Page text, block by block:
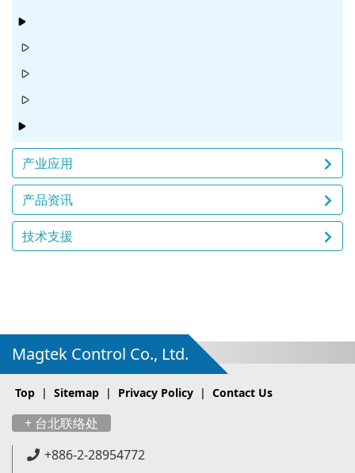
产业应用
产品资讯
技术支援
Magtek Control Co., Ltd.
Top | Sitemap | Privacy Policy | Contact Us
+ 台北联络处
+886-2-28954772